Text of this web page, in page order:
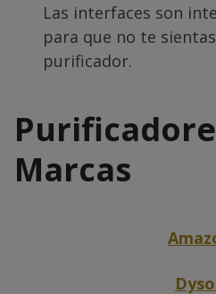
Las interfaces son
para que no te
purificador.
Marcas